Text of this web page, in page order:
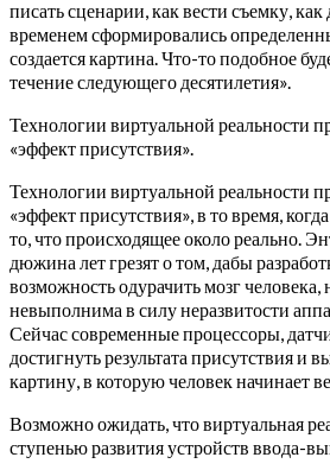
писать сценарии, как вести съемку,
временем сформировались
создается картина. Что-то подобное
течение следующего десятилетия».
Технологии виртуальной реальности
«эффект присутствия».
Технологии виртуальной реальности
«эффект присутствия», в то время,
то, что происходящее около реально.
дюжина лет грезят о том, дабы
возможность одурачить мозг человека,
невыполнима в силу неразвитости
Сейчас современные процессоры,
достигнуть результата присутствия и
картину, в которую человек начинает
Возможно ожидать, что виртуальная
ступенью развития устройств ввода-